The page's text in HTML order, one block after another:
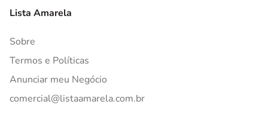
Lista Amarela
Sobre
Termos e Políticas
Anunciar meu Negócio
comercial@listaamarela.com.br